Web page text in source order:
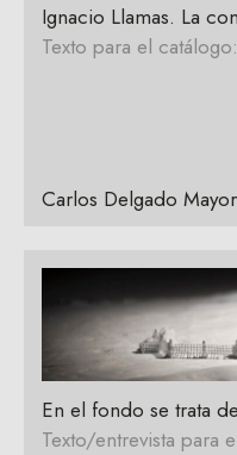
Ignacio Llamas. La
Texto para el
Carlos Delgado
En el fondo se trata
Texto/entrevista para